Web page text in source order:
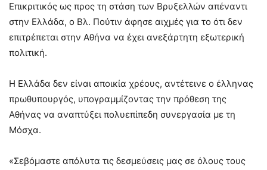
Επικριτικός ως προς τη στάση των Βρυξελλών απέναντι
στην Ελλάδα, ο Βλ. Πούτιν άφησε αιχμές για το ότι δεν
επιτρέπεται στην Αθήνα να έχει ανεξάρτητη εξωτερική
πολιτική.
Η Ελλάδα δεν είναι αποικία χρέους, αντέτεινε ο έλληνας
πρωθυπουργός, υπογραμμίζοντας την πρόθεση της
Αθήνας να αναπτύξει πολυεπίπεδη συνεργασία με τη
Μόσχα.
«Σεβόμαστε απόλυτα τις δεσμεύσεις μας σε όλους τους